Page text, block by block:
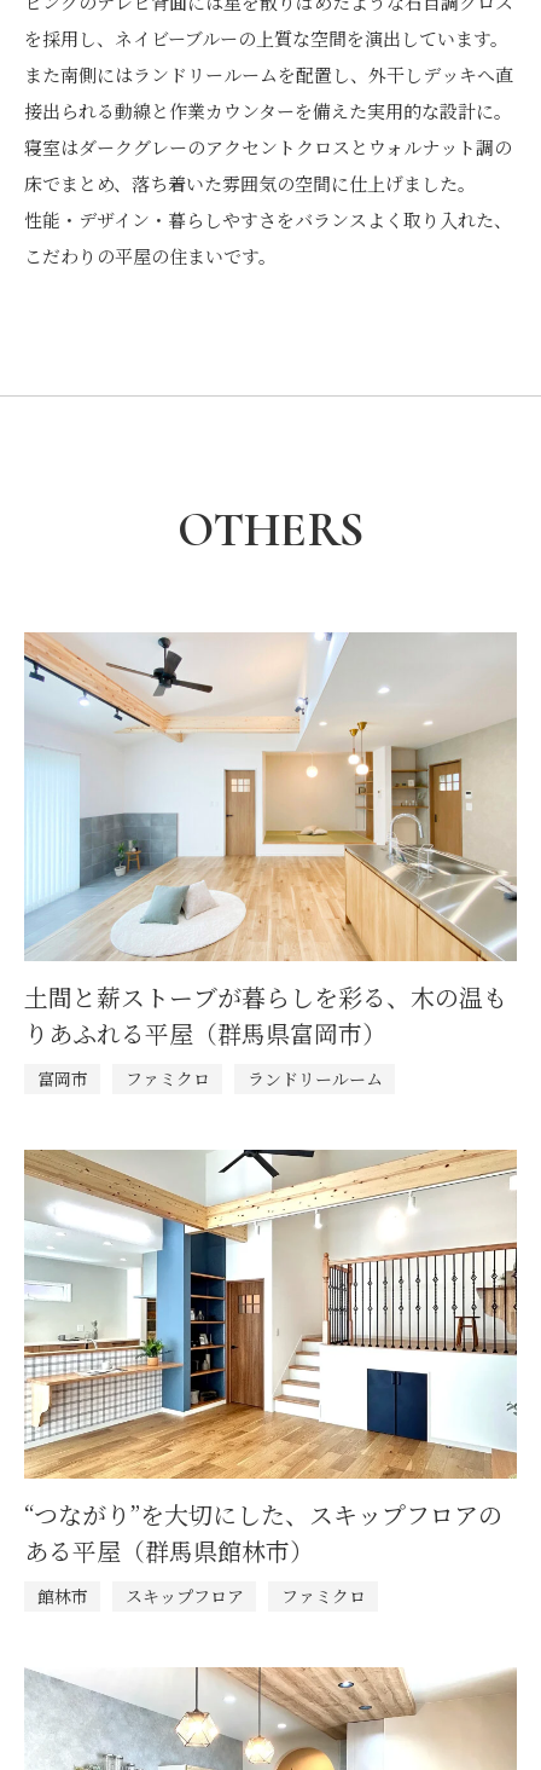
を採用し、ネイビーブルーの上質な空間を演出しています。
また南側にはランドリールームを配置し、外干しデッキへ直
接出られる動線と作業カウンターを備えた実用的な設計に。
寝室はダークグレーのアクセントクロスとウォルナット調の
床でまとめ、落ち着いた雰囲気の空間に仕上げました。
性能・デザイン・暮らしやすさをバランスよく取り入れた、
こだわりの平屋の住まいです。
OTHERS
土間と薪ストーブが暮らしを彩る、木の温も
りあふれる平屋（群馬県富岡市）
富岡市 ファミクロ ランドリールーム
“つながり”を大切にした、スキップフロアの
ある平屋（群馬県館林市）
館林市 スキップフロア ファミクロ